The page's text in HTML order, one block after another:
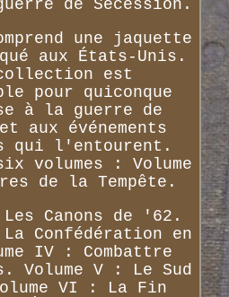
de Sécession.
une jaquette
aux États-Unis.
est
pour quiconque
à la guerre de
aux événements
qui l'entourent.
volumes : Volume
de la Tempête.
Canons de '62.
Confédération en
IV : Combattre
Volume V : Le Sud
VI : La Fin